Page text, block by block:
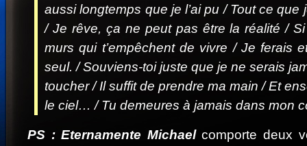
aussi longtemps que je l’ai pu / Tout ce que
/ Je rêve, ça ne peut pas être la réalité /
murs qui t’empêchent de vivre / Je ferais
seul. / Souviens-toi juste que je ne serais
toucher / Il suffit de prendre ma main / Et
le ciel… / Tu demeures à jamais dans mon
PS : Eternamente Michael comporte deux